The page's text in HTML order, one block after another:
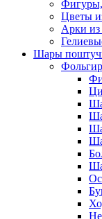
Фигуры,
Цветы
Арки
Шары